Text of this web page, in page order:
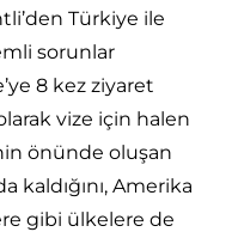
Türkiye ile
sorunlar
8 kez ziyaret
vize için halen
önünde oluşan
Amerika
gibi ülkelere de